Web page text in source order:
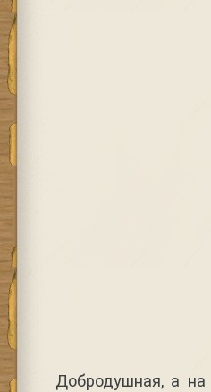
Добродушная, а